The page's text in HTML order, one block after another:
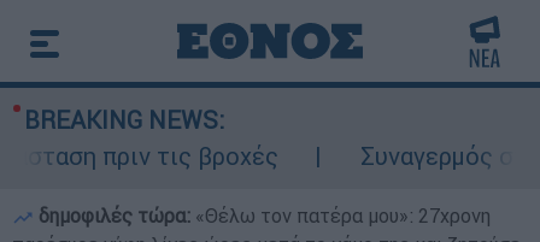
BREAKING NEWS:
πριν τις βροχές
Συναγερμός στον
δημοφιλές τώρα: «Θέλω τον πατέρα μου»: 27χρονη